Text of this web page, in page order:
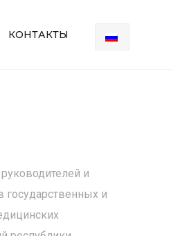
КОНТАКТЫ
и
государственных и